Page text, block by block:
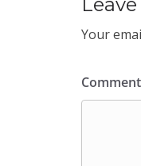
Your
Comment